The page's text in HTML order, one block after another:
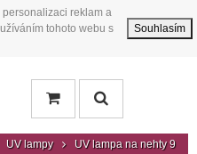
reklam a
tohoto webu s
Souhlasím
UV lampy
UV lampa na nehty 9